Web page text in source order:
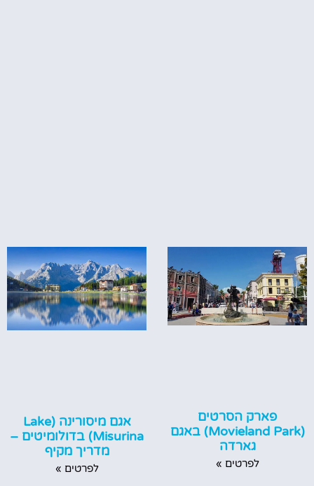
פארק הסרטים
(Movieland Park) באגם
גארדה
לפרטים »
אגם מיסורינה (Lake
Misurina) בדולומיטים –
מדריך מקיף
לפרטים »